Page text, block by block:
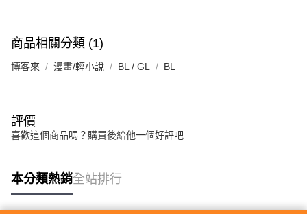
商品相關分類 (1)
博客來 漫畫/輕小說 BL / GL BL
評價
喜歡這個商品嗎？購買後給他一個好評吧
本分類熱銷全站排行